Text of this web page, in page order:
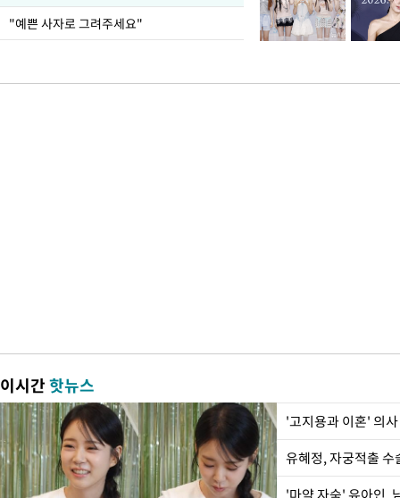
"예쁜 사자로 그려주세요"
이시간핫뉴스
'고지용과 이혼' 의
유혜정, 자궁적출